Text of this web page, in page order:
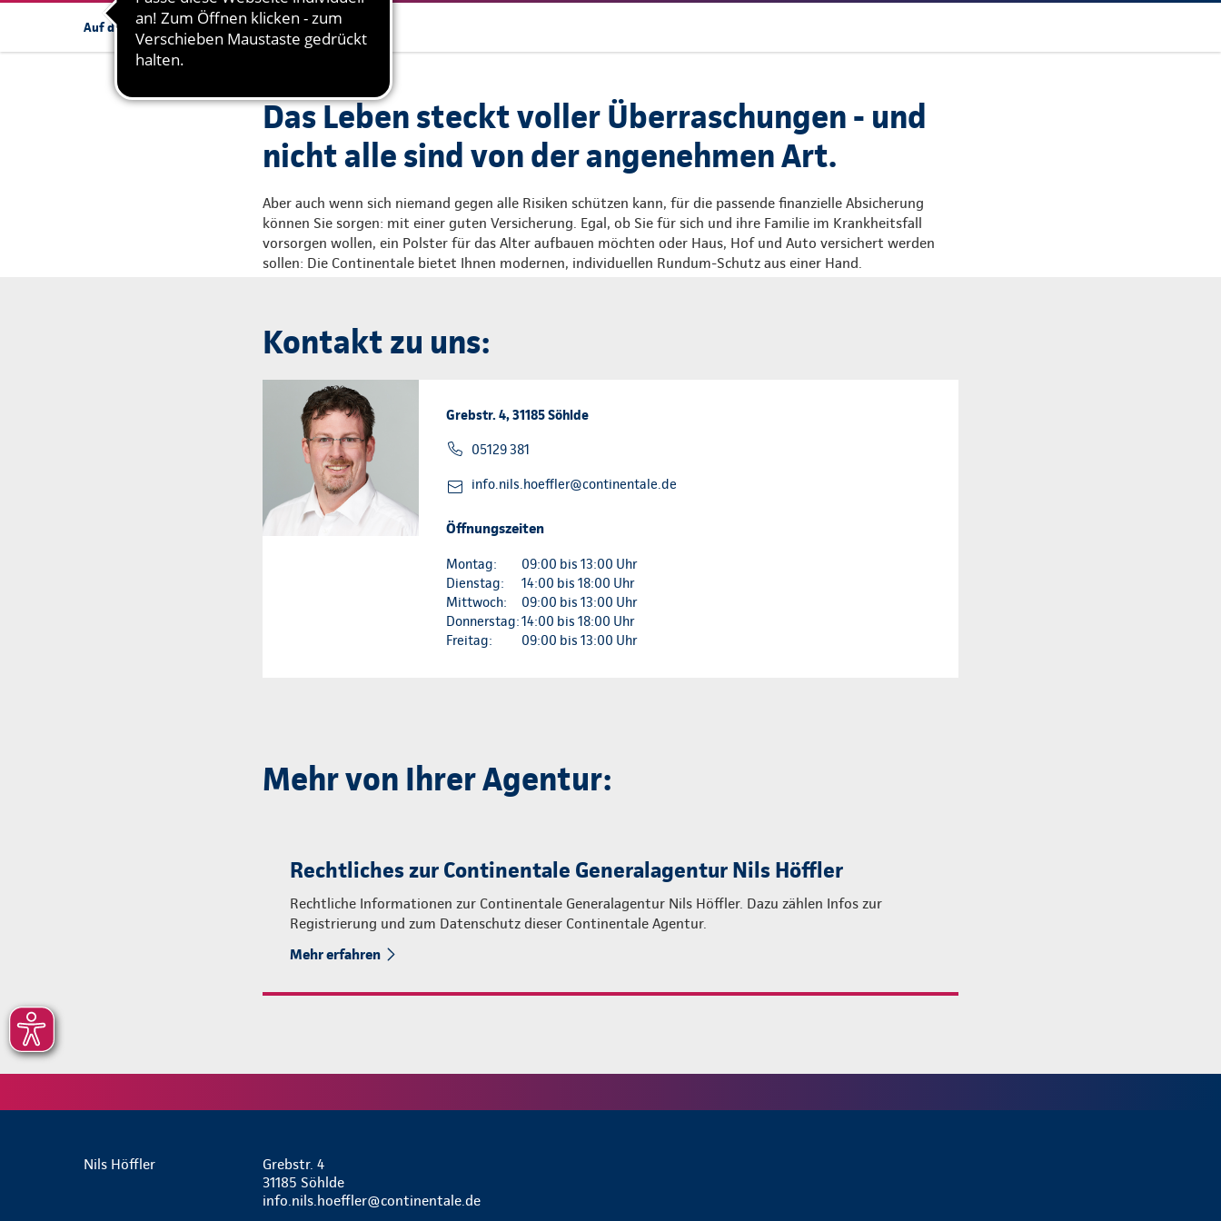
Auf dieser Seite: Kontakt
Das Leben steckt voller Überraschungen - und
nicht alle sind von der angenehmen Art.
Aber auch wenn sich niemand gegen alle Risiken schützen kann, für die passende finanzielle Absicherung
können Sie sorgen: mit einer guten Versicherung. Egal, ob Sie für sich und ihre Familie im Krankheitsfall
vorsorgen wollen, ein Polster für das Alter aufbauen möchten oder Haus, Hof und Auto versichert werden
sollen: Die Continentale bietet Ihnen modernen, individuellen Rundum-Schutz aus einer Hand.
Kontakt zu uns:
Grebstr. 4, 31185 Söhlde
05129 381
info.nils.hoeffler@continentale.de
Öffnungszeiten
Montag:
09:00 bis 13:00 Uhr
Dienstag:
14:00 bis 18:00 Uhr
Mittwoch:
09:00 bis 13:00 Uhr
Donnerstag:14:00 bis 18:00 Uhr
Freitag:
09:00 bis 13:00 Uhr
Mehr von Ihrer Agentur:
Rechtliches zur Continentale Generalagentur Nils Höffler
Rechtliche Informationen zur Continentale Generalagentur Nils Höffler. Dazu zählen Infos zur
Registrierung und zum Datenschutz dieser Continentale Agentur.
Mehr erfahren
Nils Höffler
Grebstr. 4
31185 Söhlde
info.nils.hoeffler@continentale.de